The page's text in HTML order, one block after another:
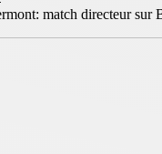
match directeur sur